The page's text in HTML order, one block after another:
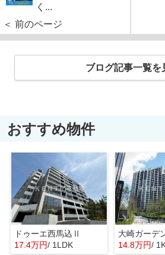
く...
＜ 前のページ
ブログ記事一覧を
おすすめ物件
ドゥーエ西馬込Ⅱ
17.4万円/ 1LDK
14.8万円/